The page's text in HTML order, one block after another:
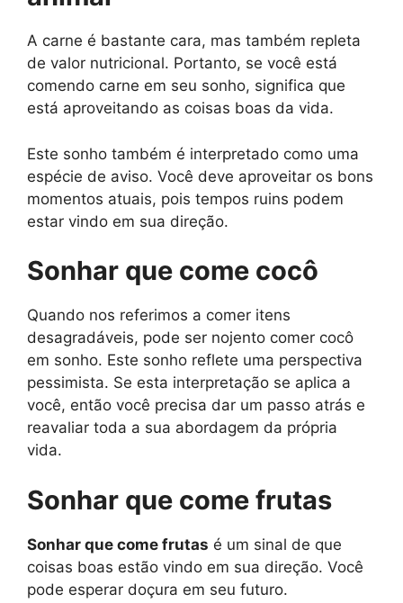
A carne é bastante cara, mas também repleta
de valor nutricional. Portanto, se você está
comendo carne em seu sonho, significa que
está aproveitando as coisas boas da vida.
Este sonho também é interpretado como uma
espécie de aviso. Você deve aproveitar os bons
momentos atuais, pois tempos ruins podem
estar vindo em sua direção.
Sonhar que come cocô
Quando nos referimos a comer itens
desagradáveis, pode ser nojento comer cocô
em sonho. Este sonho reflete uma perspectiva
pessimista. Se esta interpretação se aplica a
você, então você precisa dar um passo atrás e
reavaliar toda a sua abordagem da própria
vida.
Sonhar que come frutas
Sonhar que come frutas é um sinal de que
coisas boas estão vindo em sua direção. Você
pode esperar doçura em seu futuro.